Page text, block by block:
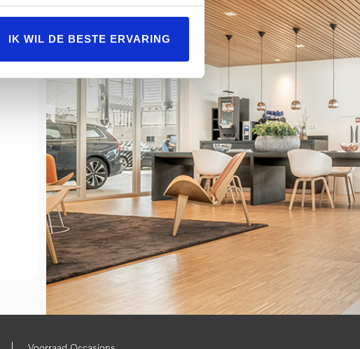
IK WIL DE BESTE ERVARING
|